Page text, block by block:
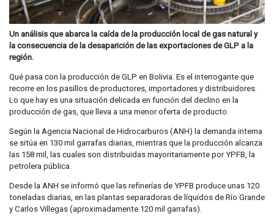
Un análisis que abarca la caída de la producción local de gas natural y
la consecuencia de la desaparición de las exportaciones de GLP a la
región.
Qué pasa con la producción de GLP en Bolivia. Es el interrogante que
recorre en los pasillos de productores, importadores y distribuidores.
Lo que hay es una situación delicada en función del declino en la
producción de gas, que lleva a una menor oferta de producto.
Según la Agencia Nacional de Hidrocarburos (ANH) la demanda interna
se sitúa en 130 mil garrafas diarias, mientras que la producción alcanza
las 158 mil, las cuales son distribuidas mayoritariamente por YPFB, la
petrolera pública.
Desde la ANH se informó que las refinerías de YPFB produce unas 120
toneladas diarias, en las plantas separadoras de líquidos de Río Grande
y Carlos Villegas (aproximadamente 120 mil garrafas).